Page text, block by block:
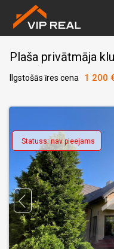
Plaša privātmāja
Ilgstošās īres cena 1 200
Statuss: nav pieejams